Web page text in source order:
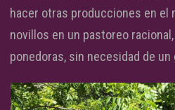
hacer otras producciones en el
novillos en un pastoreo
ponedoras, sin necesidad de un